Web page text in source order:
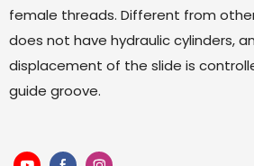
female threads. Different from
does not have hydraulic cylinders,
displacement of the slide is
guide groove.